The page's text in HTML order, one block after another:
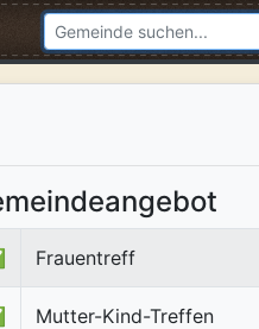
Frauentreff
Mutter-Kind-Treffen